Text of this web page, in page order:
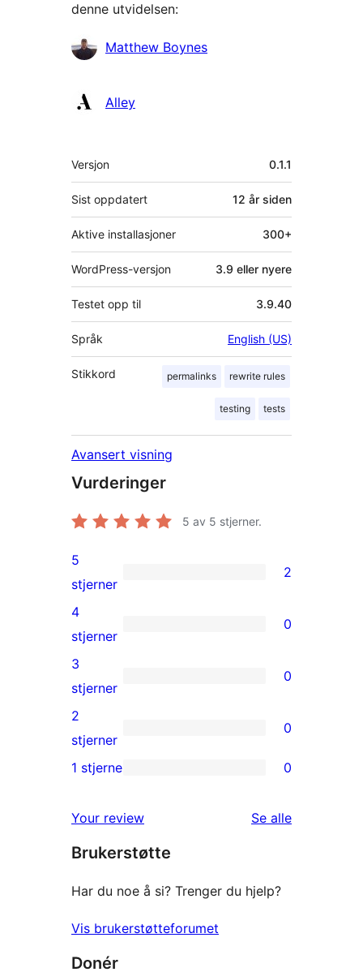
denne utvidelsen:
Bidragsytere
Matthew Boynes
Alley
Meta
Versjon 0.1.1
Sist oppdatert 12 år siden
Aktive installasjoner 300+
WordPress-versjon 3.9 eller nyere
Testet opp til 3.9.40
Språk English (US)
Stikkord permalinks rewrite rules
testing tests
Avansert visning
Vurderinger
5 av 5 stjerner.
2
5-
star
reviews
5
stjerner
2
0
4-
star
reviews
4
stjerner
0
0
3-
star
reviews
3
stjerner
0
0
2-
reviews
2
stjerner
0
star
reviews
1 stjerne 0
Your review Se alleomtalene
Brukerstøtte
Har du noe å si? Trenger du hjelp?
Vis brukerstøtteforumet
Donér